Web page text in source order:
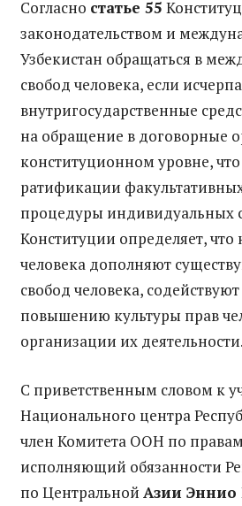
Согласно статье 55
законодательством и
Узбекистан обращаться в
свобод человека, если
внутригосударственные
на обращение в договорные
конституционном уровне,
ратификации
процедуры индивидуальных
Конституции определяет,
человека дополняют
свобод человека,
повышению культуры прав
организации их деятельности.
С приветственным словом к
Национального центра
член Комитета ООН по
исполняющий обязанности
по Центральной Азии Эннио